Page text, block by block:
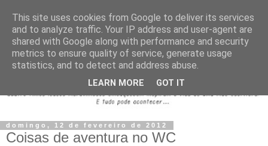
domingo, 12 de fevereiro de 2012
Coisas de aventura no WC
This site uses cookies from Google to deliver its services
and to analyze traffic. Your IP address and user-agent are
shared with Google along with performance and security
metrics to ensure quality of service, generate usage
statistics, and to detect and address abuse.
LEARN MORE GOT IT